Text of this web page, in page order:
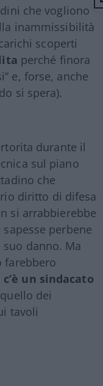
che vogliono
inammissibilità
scoperti
perché finora
e, forse, anche
si spera).
durante il
sul piano
che
diritto di difesa
si arrabbierebbe
perbene
danno. Ma
farebbero
c’è un sindacato
dei
tavoli